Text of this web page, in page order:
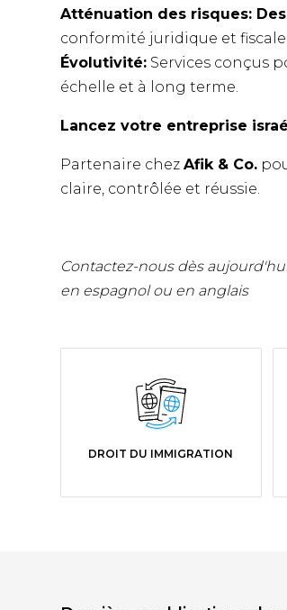
Atténuation des risques: Des
conformité juridique et
Évolutivité: Services conçus
échelle et à long terme.
Lancez votre entreprise
Partenaire chezAfik & Co.
claire, contrôlée et réussie.
Contactez-nous dès
en espagnol ou en anglais
DROIT DU IMMIGRATION